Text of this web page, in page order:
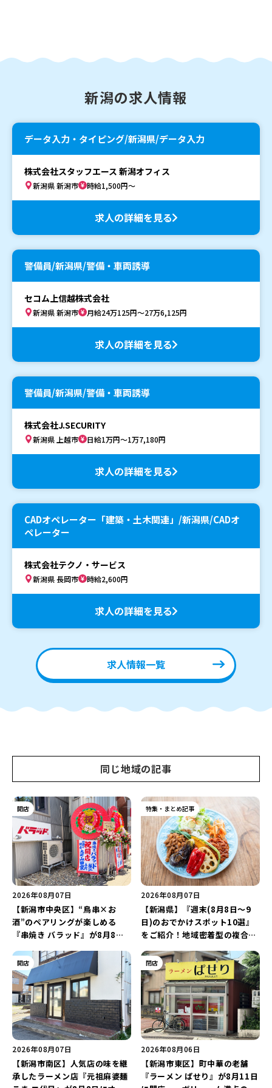
新潟の求人情報
データ入力・タイピング/新潟県/データ入力
株式会社スタッフエース 新潟オフィス
新潟県 新潟市 時給1,500円～
求人の詳細を見る
警備員/新潟県/警備・車両誘導
セコム上信越株式会社
新潟県 新潟市 月給24万125円～27万6,125円
求人の詳細を見る
警備員/新潟県/警備・車両誘導
株式会社J.SECURITY
新潟県 上越市 日給1万円～1万7,180円
求人の詳細を見る
CADオペレーター「建築・土木関連」/新潟県/CADオ
ペレーター
株式会社テクノ・サービス
新潟県 長岡市 時給2,600円
求人の詳細を見る
求人情報一覧
同じ地域の記事
開店
2026年08月07日
【新潟市中央区】“鳥串×お
酒”のペアリングが楽しめる
『串焼き バラッド』が8月8日
インアップ♪
特集・まとめ記事
2026年08月07日
【新潟県】『週末(8月8日～9
日)のおでかけスポット10選』
をご紹介！地域密着型の複合施
ナ丸大新潟のサマーフェスタ
2026」がおすすめ♪
開店
2026年08月07日
【新潟市南区】人気店の味を継
承したラーメン店『元祖麻婆麺
閉店
2026年08月06日
【新潟市東区】町中華の老舗
『ラーメン ぱせり』が8月11日